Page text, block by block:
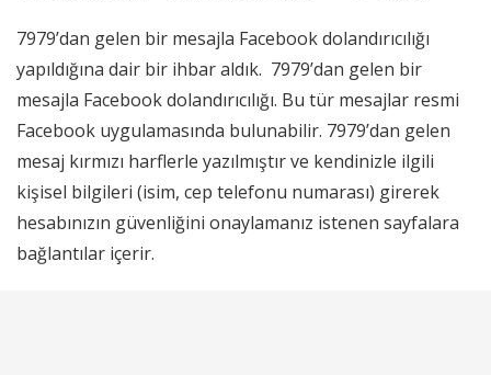
7979’dan gelen bir mesajla Facebook dolandırıcılığı
yapıldığına dair bir ihbar aldık. 7979’dan gelen bir
mesajla Facebook dolandırıcılığı. Bu tür mesajlar resmi
Facebook uygulamasında bulunabilir. 7979’dan gelen
mesaj kırmızı harflerle yazılmıştır ve kendinizle ilgili
kişisel bilgileri (isim, cep telefonu numarası) girerek
hesabınızın güvenliğini onaylamanız istenen sayfalara
bağlantılar içerir.